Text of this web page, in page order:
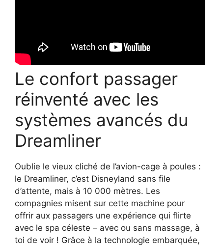
Le confort passager
réinventé avec les
systèmes avancés du
Dreamliner
Oublie le vieux cliché de l’avion-cage à poules :
le Dreamliner, c’est Disneyland sans file
d’attente, mais à 10 000 mètres. Les
compagnies misent sur cette machine pour
offrir aux passagers une expérience qui flirte
avec le spa céleste – avec ou sans massage, à
toi de voir ! Grâce à la technologie embarquée,